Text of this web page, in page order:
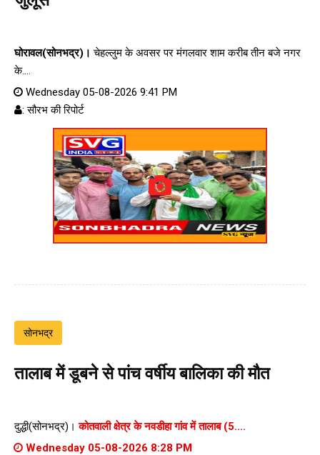
घोरावल(सोनभद्र)। चेहल्लुम के अवसर पर मंगलवार शाम करीब तीन बजे नगर
के....
Wednesday 05-08-2026 9:41 PM
: सौरभ की रिपोर्ट
सोनभद्र
तालाब में डूबने से पांच वर्षीय बालिका की मौत
दुद्धी(सोनभद्र)।कोतवाली क्षेत्र के नवडीहा गांव में तालाब (5....
Wednesday 05-08-2026 8:28 PM